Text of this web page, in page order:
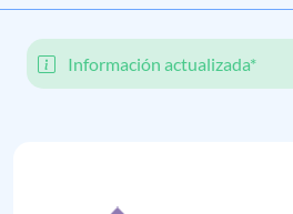
Información actualizada*